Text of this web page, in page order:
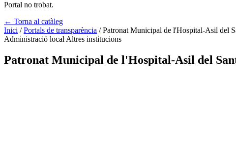
Portal no trobat.
← Torna al catàleg
Inici / Portals de transparència / Patronat Municipal de l'Hospital-Asil del
Administració local Altres institucions
Patronat Municipal de l'Hospital-Asil del